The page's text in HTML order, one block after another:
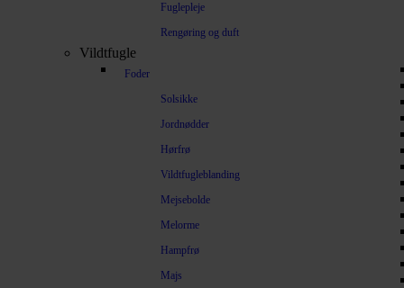
Fuglepleje
Rengøring og duft
Vildtfugle
Foder
Solsikke
Jordnødder
Hørfrø
Vildtfugleblanding
Mejsebolde
Melorme
Hampfrø
Majs